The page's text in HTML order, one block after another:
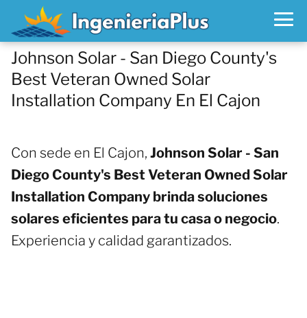
Johnson Solar - San Diego County's
Best Veteran Owned Solar
Installation Company En El Cajon
Con sede en El Cajon, Johnson Solar - San
Diego County's Best Veteran Owned Solar
Installation Company brinda soluciones
solares eficientes para tu casa o negocio.
Experiencia y calidad garantizados.